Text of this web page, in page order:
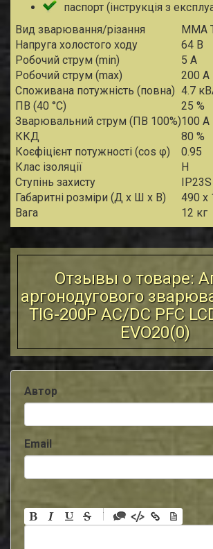
паспорт (інструкція з
Вид зварювання/різання
MMA
Напруга холостого ходу
64 В
Робочий струм (min)
5 А
Робочий струм (max)
200 А
Споживана потужність (повна) 4.7
ПВ (40 °С)
25 %
Зварювальний струм (ПВ 100%)100 А
ККД
80 %
Коєфіцієнт потужності (cos φ)
0.95
Клас ізоляції
H
Ступінь захисту
IP23S
Габаритні розміри (Д х Ш х В)
490 х
Вага
12 кг
Отзывы о товаре:
аргонодугового
TIG-200P AC/DC PFC
EVO20(0)
Автор
Email
-
-